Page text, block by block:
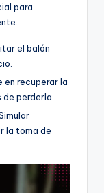
para
el balón
recuperar la
perderla.
la toma de